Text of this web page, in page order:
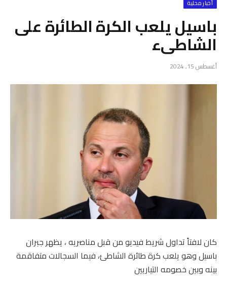
أخبار محلية
باسيل يلعب الكرة الطائرة على
الشاطىء
أغسطس 15, 2024
كان لافتاً تداول شريط فيديو من قبل مناصريه ، يظهر جبران
باسيل وهو يلعب كرة طائرة الشاطئ، فيما السجالات متفاقمة
بينه وبين خصومه التياريين